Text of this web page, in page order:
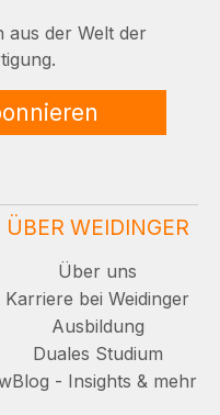
aus der Welt der
ÜBER WEIDINGER
Über uns
Karriere bei Weidinger
Ausbildung
Duales Studium
- Insights & mehr